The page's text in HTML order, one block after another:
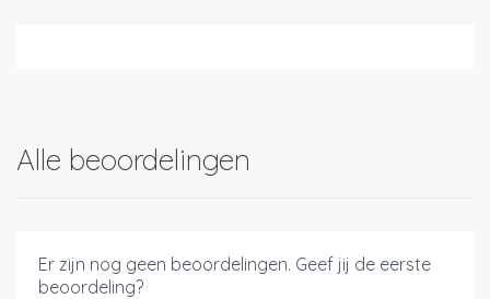
Alle beoordelingen
Er zijn nog geen beoordelingen. Geef jij de eerste
beoordeling?